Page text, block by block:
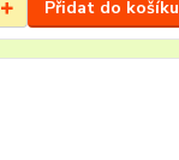
Přidat do košíku